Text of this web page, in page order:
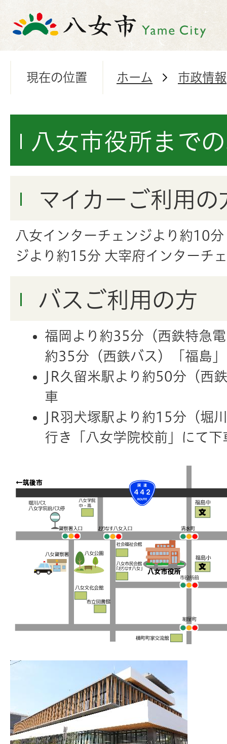
現在の位置 ホーム 市政情報
八女市役所まで
マイカーご利用の
八女インターチェンジより約10
ジより約15分 大宰府インターチ
バスご利用の方
福岡より約35分（西鉄特急
約35分（西鉄バス）「福島
JR久留米駅より約50分（西
車
JR羽犬塚駅より約15分（堀
行き「八女学院校前」にて下